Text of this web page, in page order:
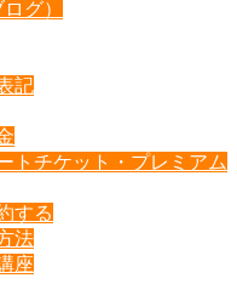
グ）
記
トチケット・プレミアム
する
法
座